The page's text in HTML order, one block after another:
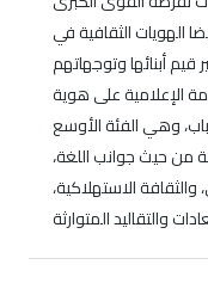
الهويات الثقافية في
الإعلامية على هوية
وهي الفئة الأوسع
من حيث جوانب اللغة،
والثقافة الاستهلاكية،